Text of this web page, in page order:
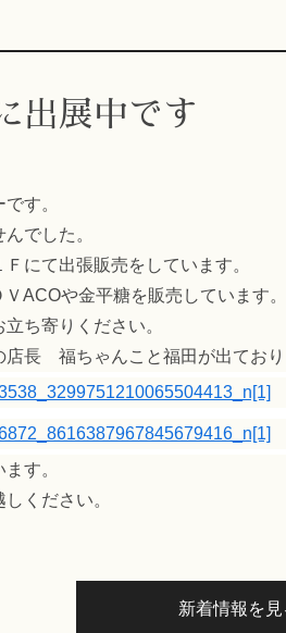
出展中です
す。
でした。
にて出張販売をしています。
ACOや金平糖を販売しています。
ち寄りください。
店長 福ちゃんこと福田が出てお
す。
ください。
新着情報を見